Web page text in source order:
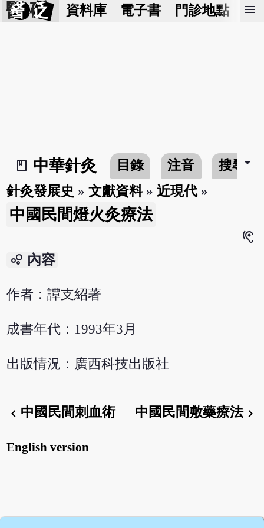
醫 砭 資料庫 電子書 門診地點 預
menu
book_2
中華針灸 目錄 注音 搜尋arrow_drop_down
針灸發展史 »文獻資料»近現代 »
中國民間燈火灸療法
hearing
bubble_chart 內容
作者：譚支紹著
成書年代：1993年3月
出版情況：廣西科技出版社
chevron_left 中國民間刺血術 中國民間敷藥療法chevron_right
English version